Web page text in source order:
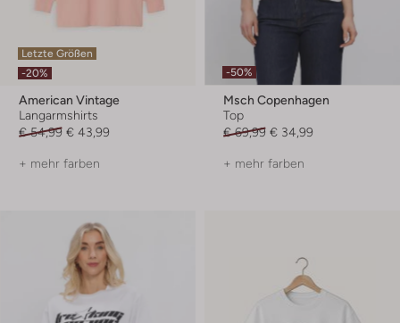
Letzte Größen
-20%
American Vintage
Langarmshirts
€ 54,99 € 43,99
+ mehr farben
-50%
Msch Copenhagen
Top
€ 69,99 € 34,99
+ mehr farben